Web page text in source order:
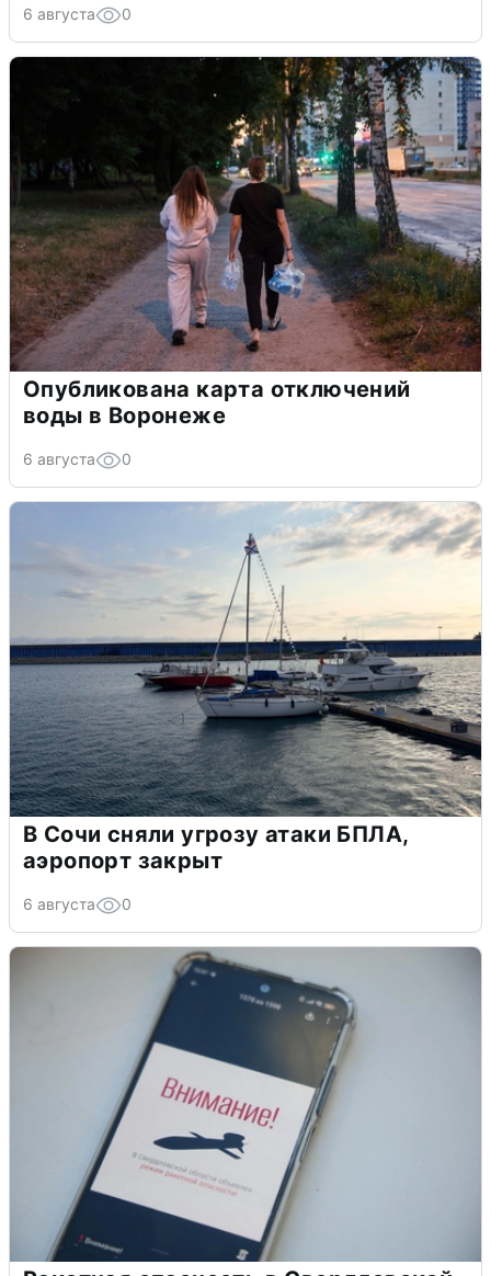
6 августа 0
Опубликована карта отключений
воды в Воронеже
6 августа 0
В Сочи сняли угрозу атаки БПЛА,
аэропорт закрыт
6 августа 0